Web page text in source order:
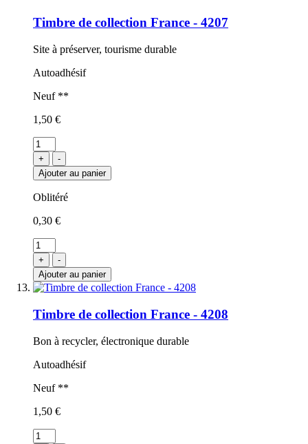
Timbre de collection France - 4207
Site à préserver, tourisme durable
Autoadhésif
Neuf **
1,50 €
+
-
Ajouter au panier
Oblitéré
0,30 €
+
-
Ajouter au panier
Timbre de collection France - 4208
Bon à recycler, électronique durable
Autoadhésif
Neuf **
1,50 €